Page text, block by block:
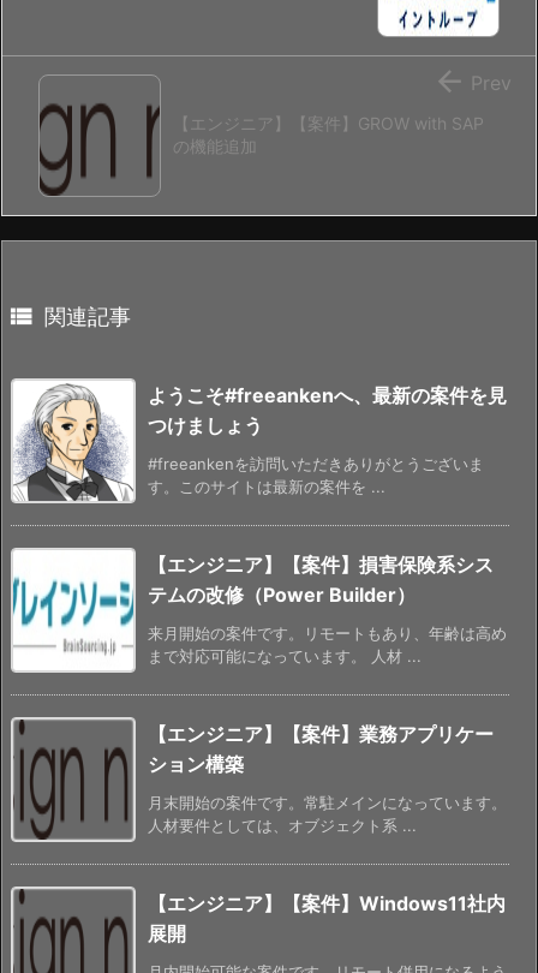
【エンジニア】【案件】GROW with SAP
の機能追加
 Prev
 関連記事
ようこそ#freeankenへ、最新の案件を見
つけましょう
#freeankenを訪問いただきありがとうございま
す。このサイトは最新の案件を ...
【エンジニア】【案件】損害保険系シス
テムの改修（Power Builder）
来月開始の案件です。リモートもあり、年齢は高め
まで対応可能になっています。 人材 ...
【エンジニア】【案件】業務アプリケー
ション構築
月末開始の案件です。常駐メインになっています。
人材要件としては、オブジェクト系 ...
【エンジニア】【案件】Windows11社内
展開